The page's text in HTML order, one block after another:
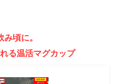
頃に。
る温活マグカップ